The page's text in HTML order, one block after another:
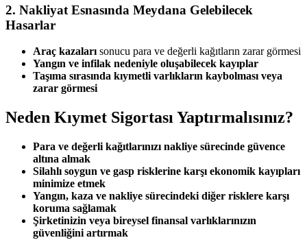
2. Nakliyat Esnasında Meydana Gelebilecek
Hasarlar
Araç kazaları sonucu para ve değerli kağıtların zarar görmesi
Yangın ve infilak nedeniyle oluşabilecek kayıplar
Taşıma sırasında kıymetli varlıkların kaybolması veya
zarar görmesi
Neden Kıymet Sigortası Yaptırmalısınız?
Para ve değerli kağıtlarınızı nakliye sürecinde güvence
altına almak
Silahlı soygun ve gasp risklerine karşı ekonomik kayıpları
minimize etmek
Yangın, kaza ve nakliye sürecindeki diğer risklere karşı
koruma sağlamak
Şirketinizin veya bireysel finansal varlıklarınızın
güvenliğini artırmak